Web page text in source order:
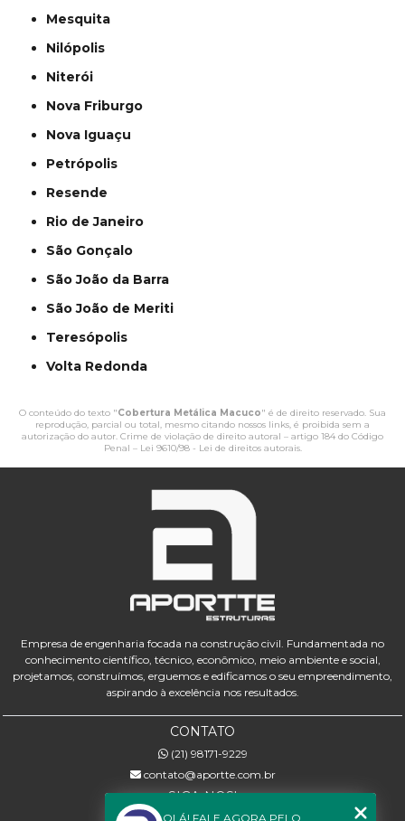
Mesquita
Nilópolis
Niterói
Nova Friburgo
Nova Iguaçu
Petrópolis
Resende
Rio de Janeiro
São Gonçalo
São João da Barra
São João de Meriti
Teresópolis
Volta Redonda
O conteúdo do texto "Cobertura Metálica Macuco" é de direito reservado. Sua
reprodução, parcial ou total, mesmo citando nossos links, é proibida sem a
autorização do autor. Crime de violação de direito autoral – artigo 184 do Código
Penal – Lei 9610/98 - Lei de direitos autorais.
Empresa de engenharia focada na construção civil. Fundamentada no
conhecimento científico, técnico, econômico, meio ambiente e social,
projetamos, construímos, erguemos e edificamos o seu empreendimento,
aspirando à excelência nos resultados.
CONTATO
(21) 98171-9229
contato@aportte.com.br
SIGA-NOS!
OLÁ! FALE AGORA PELO